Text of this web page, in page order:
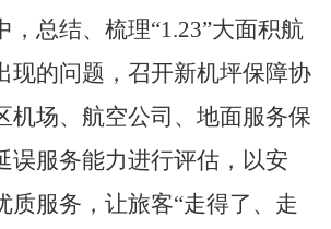
，总结、梳理“1.23”大面积航
现的问题，召开新机坪保障协
机场、航空公司、地面服务保
误服务能力进行评估，以安
质服务，让旅客“走得了、走